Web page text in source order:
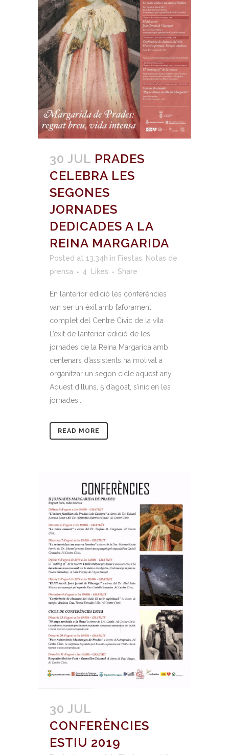
30 JUL PRADES
CELEBRA LES
SEGONES
JORNADES
DEDICADES A LA
REINA MARGARIDA
Posted at 13:34h in Fiestas
Notas de
prensa
4 Likes Share
En l’anterior edició les conferències
van ser un èxit amb l’aforament
complet del Centre Cívic de la vila
L’èxit de l’anterior edició de les
jornades de la Reina Margarida amb
centenars d’assistents ha motivat a
organitzar un segon cicle aquest any.
Aquest dilluns, 5 d’agost, s’inicien les
jornades...
READ MORE
30 JUL
CONFERÈNCIES
ESTIU 2019